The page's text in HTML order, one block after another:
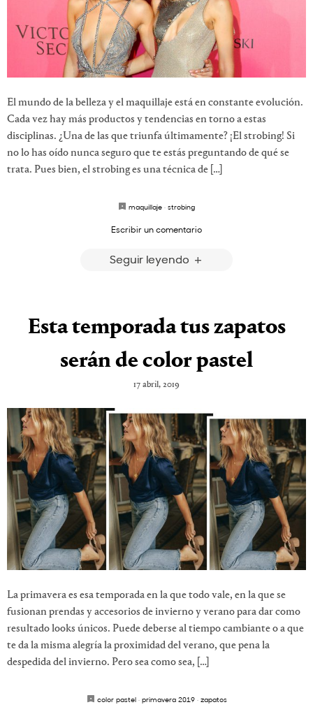
El mundo de la belleza y el maquillaje está en constante evolución.
Cada vez hay más productos y tendencias en torno a estas
disciplinas. ¿Una de las que triunfa últimamente? ¡El strobing! Si
no lo has oído nunca seguro que te estás preguntando de qué se
trata. Pues bien, el strobing es una técnica de […]
maquillaje · strobing
Escribir un comentario
Seguir leyendo
Esta temporada tus zapatos
serán de color pastel
17 abril, 2019
La primavera es esa temporada en la que todo vale, en la que se
fusionan prendas y accesorios de invierno y verano para dar como
resultado looks únicos. Puede deberse al tiempo cambiante o a que
te da la misma alegría la proximidad del verano, que pena la
despedida del invierno. Pero sea como sea, […]
color pastel· primavera 2019· zapatos